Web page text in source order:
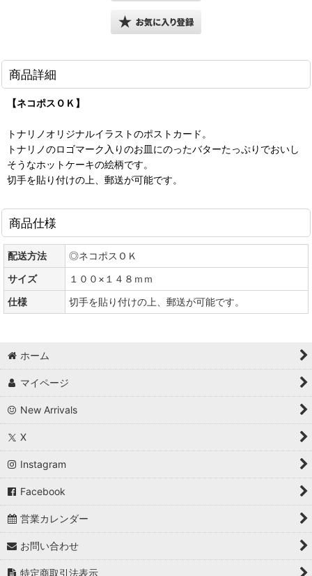
商品詳細
【ネコポスＯＫ】
トナリノオリジナルイラストのポストカード。
トナリノのロゴマーク入りのお皿にのったバターたっぷりでおいし
そうなホットケーキの絵柄です。
切手を貼り付けの上、郵送が可能です。
商品仕様
配送方法
◎ネコポスＯＫ
サイズ
１００×１４８ｍｍ
仕様
切手を貼り付けの上、郵送が可能です。
ホーム
マイページ
New Arrivals
X
Instagram
Facebook
営業カレンダー
お問い合わせ
特定商取引法表示